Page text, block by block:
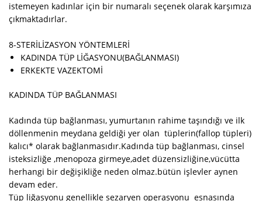
istemeyen kadınlar için bir numaralı seçenek olarak karşımıza
çıkmaktadırlar.
8-STERİLİZASYON YÖNTEMLERİ
KADINDA TÜP LİĞASYONU(BAĞLANMASI)
ERKEKTE VAZEKTOMİ
KADINDA TÜP BAĞLANMASI
Kadında tüp bağlanması, yumurtanın rahime taşındığı ve ilk
döllenmenin meydana geldiği yer olan tüplerin(fallop tüpleri)
kalıcı* olarak bağlanmasıdır.Kadında tüp bağlanması, cinsel
isteksizliğe ,menopoza girmeye,adet düzensizliğine,vücütta
herhangi bir değişikliğe neden olmaz.bütün işlevler aynen
devam eder.
Tüp liğasyonu genellikle sezaryen operasyonu esnasında